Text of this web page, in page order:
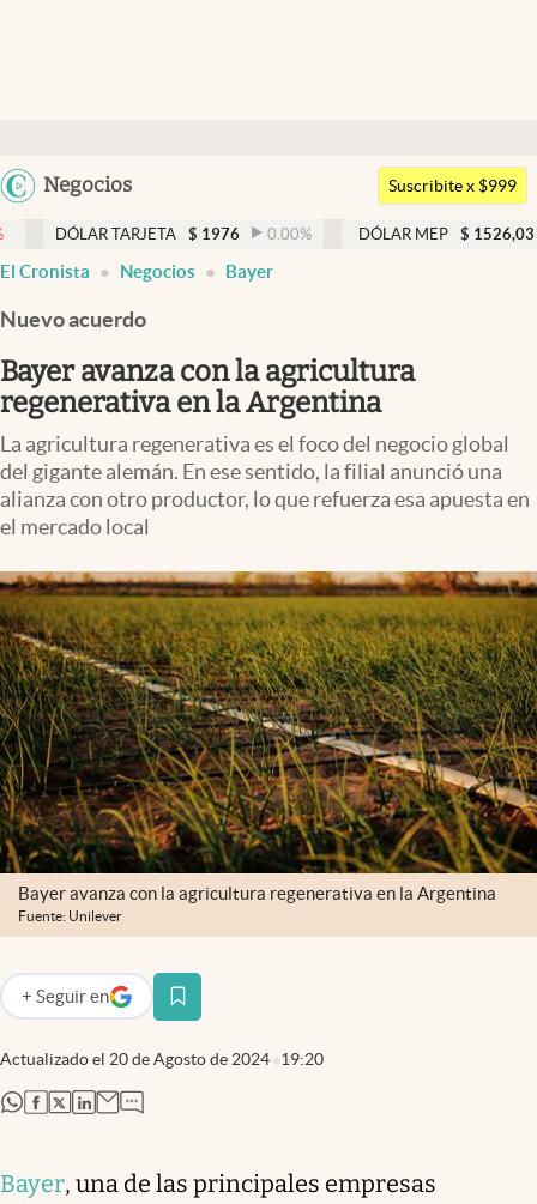
Argentina
Negocios
Members
Economía y Política
Finanzas y Mercados
Mercados Online
Negocios
Columnistas
Otras secciones
Apertura
Clase
Clima
Mundial 2026
Eventos Corporativos
El Cronista Studio
Mediakit
abre en nueva pestaña
Argentina
Suscribite x $999
TARJETA $ 1976 0.00% DÓLAR MEP $ 1526,03 0.43%
El Cronista Negocios Bayer
Nuevo acuerdo
Bayer avanza con la agricultura
regenerativa en la Argentina
La agricultura regenerativa es el foco del negocio global
del gigante alemán. En ese sentido, la filial anunció una
alianza con otro productor, lo que refuerza esa apuesta en
el mercado local
Bayer avanza con la agricultura regenerativa en la Argentina
Fuente: Unilever
Actualizado el 20 de Agosto de 2024 19:20
+ Seguir en
abre en nueva pestaña
abre en nueva pestaña
abre en nueva pestaña
abre en nueva pestaña
abre en nueva pestaña
Bayer, una de las principales empresas